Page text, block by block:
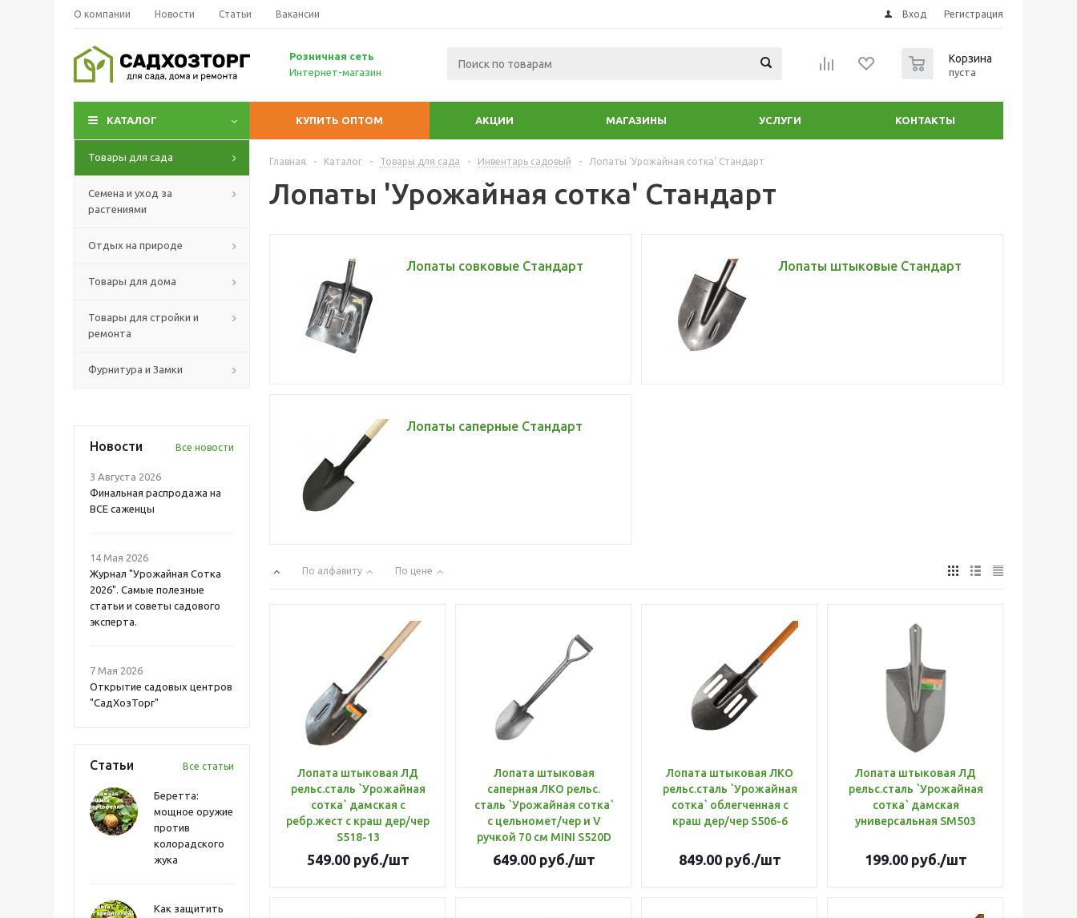
О компании Новости Статьи Вакансии Вход Регистрация
Розничная сеть
Интернет-магазин
Корзина
пуста
КАТАЛОГ КУПИТЬ ОПТОМ АКЦИИ МАГАЗИНЫ УСЛУГИ КОНТАКТЫ
Товары для сада
Семена и уход за
растениями
Отдых на природе
Товары для дома
Товары для стройки и
ремонта
Фурнитура и Замки
Новости Все новости
3 Августа 2026
Финальная распродажа на
ВСЕ саженцы
14 Мая 2026
Журнал "Урожайная Сотка
2026". Самые полезные
статьи и советы садового
эксперта.
7 Мая 2026
Открытие садовых центров
"СадХозТорг"
Статьи Все статьи
Беретта:
мощное оружие
против
колорадского
жука
Как защитить
Главная - Каталог - Товары для сада - Инвентарь садовый - Лопаты 'Урожайная сотка' Стандарт
Лопаты 'Урожайная сотка' Стандарт
Лопаты совковые Стандарт Лопаты штыковые Стандарт
Лопаты саперные Стандарт
По алфавиту По цене
Лопата штыковая ЛД
рельс.сталь `Урожайная
сотка` дамская с
ребр.жест с краш дер/чер
S518-13
549.00руб./шт
Лопата штыковая
саперная ЛКО рельс.
сталь `Урожайная сотка`
с цельномет/чер и V
ручкой 70 см MINI S520D
649.00руб./шт
Лопата штыковая ЛКО
рельс.сталь `Урожайная
сотка` облегченная с
краш дер/чер S506-6
849.00руб./шт
Лопата штыковая ЛД
рельс.сталь `Урожайная
сотка` дамская
универсальная SM503
199.00руб./шт